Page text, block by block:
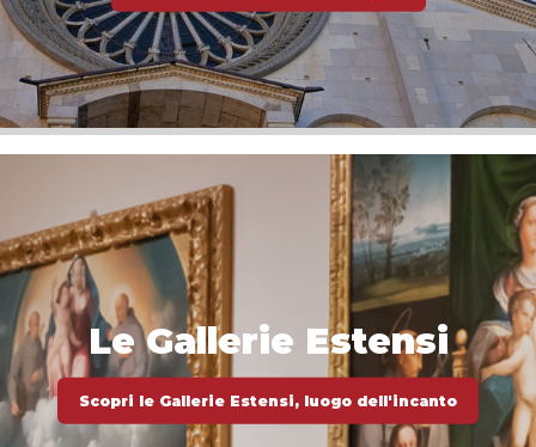
Le Gallerie Estensi
Scopri le Gallerie Estensi, luogo dell'incanto